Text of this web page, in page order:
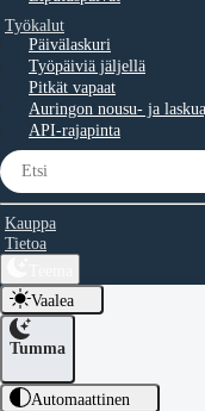
Työkalut
Päivälaskuri
Työpäiviä jäljellä
Pitkät vapaat
Auringon nousu- ja
API-rajapinta
Kauppa
Tietoa
Vaalea
Tumma
Automaattinen